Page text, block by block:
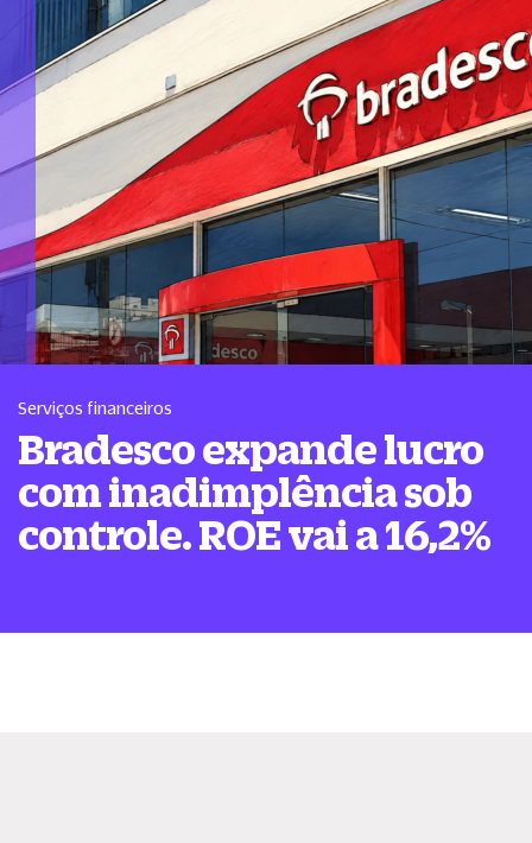
Serviços financeiros
Bradesco expande lucro
com inadimplência sob
controle. ROE vai a 16,2%